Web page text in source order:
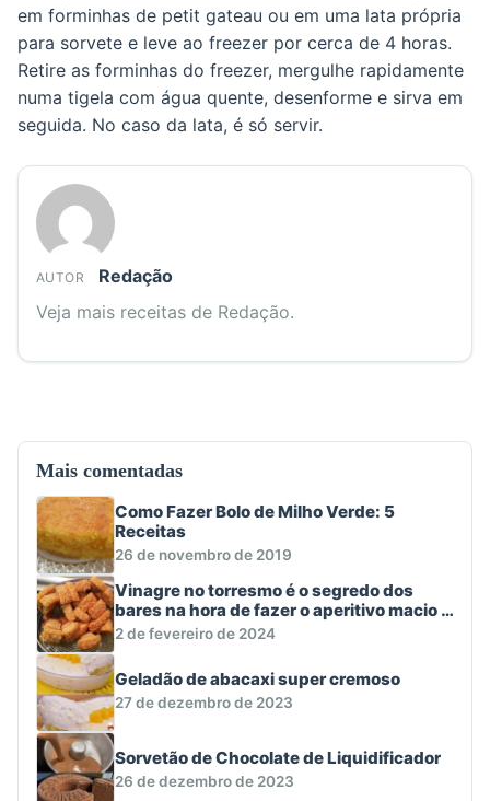
em forminhas de petit gateau ou em uma lata própria
para sorvete e leve ao freezer por cerca de 4 horas.
Retire as forminhas do freezer, mergulhe rapidamente
numa tigela com água quente, desenforme e sirva em
seguida. No caso da lata, é só servir.
AUTOR
Redação
Veja mais receitas de Redação.
Mais comentadas
Como Fazer Bolo de Milho Verde: 5
Receitas
26 de novembro de 2019
Vinagre no torresmo é o segredo dos
bares na hora de fazer o aperitivo macio e
crocante
2 de fevereiro de 2024
Geladão de abacaxi super cremoso
27 de dezembro de 2023
Sorvetão de Chocolate de Liquidificador
26 de dezembro de 2023